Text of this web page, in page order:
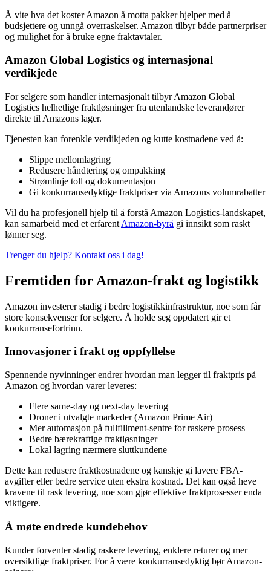
Å vite hva det koster Amazon å motta pakker hjelper med å
budsjettere og unngå overraskelser. Amazon tilbyr både partnerpriser
og mulighet for å bruke egne fraktavtaler.
Amazon Global Logistics og internasjonal
verdikjede
For selgere som handler internasjonalt tilbyr Amazon Global
Logistics helhetlige fraktløsninger fra utenlandske leverandører
direkte til Amazons lager.
Tjenesten kan forenkle verdikjeden og kutte kostnadene ved å:
Slippe mellomlagring
Redusere håndtering og ompakking
Strømlinje toll og dokumentasjon
Gi konkurransedyktige fraktpriser via Amazons volumrabatter
Vil du ha profesjonell hjelp til å forstå Amazon Logistics-landskapet,
kan samarbeid med et erfarent Amazon-byrå gi innsikt som raskt
lønner seg.
Trenger du hjelp? Kontakt oss i dag!
Fremtiden for Amazon-frakt og logistikk
Amazon investerer stadig i bedre logistikkinfrastruktur, noe som får
store konsekvenser for selgere. Å holde seg oppdatert gir et
konkurransefortrinn.
Innovasjoner i frakt og oppfyllelse
Spennende nyvinninger endrer hvordan man legger til fraktpris på
Amazon og hvordan varer leveres:
Flere same-day og next-day levering
Droner i utvalgte markeder (Amazon Prime Air)
Mer automasjon på fullfillment-sentre for raskere prosess
Bedre bærekraftige fraktløsninger
Lokal lagring nærmere sluttkundene
Dette kan redusere fraktkostnadene og kanskje gi lavere FBA-
avgifter eller bedre service uten ekstra kostnad. Det kan også heve
kravene til rask levering, noe som gjør effektive fraktprosesser enda
viktigere.
Å møte endrede kundebehov
Kunder forventer stadig raskere levering, enklere returer og mer
oversiktlige fraktpriser. For å være konkurransedyktig bør Amazon-